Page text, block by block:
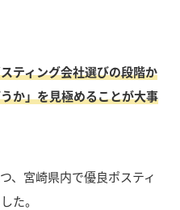
ティング会社選びの段階か
か」を見極めることが大事
、宮崎県内で優良ポスティ
た。